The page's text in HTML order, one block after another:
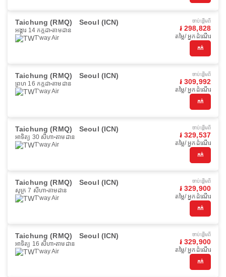
Taichung (RMQ) Seoul (ICN)
អង្គារ 14 កក្កដា តាមដាន
T'way Air
ចាប់ផ្ដើមពី
៛ 298,828
តម្លៃ/ អ្នកដំណើរ
កក់
Taichung (RMQ) Seoul (ICN)
ព្រហ 16 កក្កដា តាមដាន
T'way Air
ចាប់ផ្ដើមពី
៛ 309,992
តម្លៃ/ អ្នកដំណើរ
កក់
Taichung (RMQ) Seoul (ICN)
អាទិត្យ 30 សីហា តាមដាន
T'way Air
ចាប់ផ្ដើមពី
៛ 329,537
តម្លៃ/ អ្នកដំណើរ
កក់
Taichung (RMQ) Seoul (ICN)
សុក្រ 7 សីហា តាមដាន
T'way Air
ចាប់ផ្ដើមពី
៛ 329,900
តម្លៃ/ អ្នកដំណើរ
កក់
Taichung (RMQ) Seoul (ICN)
អាទិត្យ 16 សីហា តាមដាន
T'way Air
ចាប់ផ្ដើមពី
៛ 329,900
តម្លៃ/ អ្នកដំណើរ
កក់